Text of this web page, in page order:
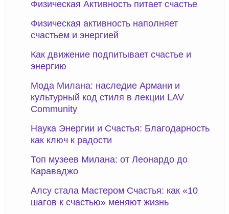
Физическая Активность питает счастье
Физическая активность наполняет
счастьем и энергией
Как движение подпитывает счастье и
энергию
Мода Милана: наследие Армани и
культурный код стиля в лекции LAV
Community
Наука Энергии и Счастья: Благодарность
как ключ к радости
Топ музеев Милана: от Леонардо до
Караваджо
Алсу стала Мастером Счастья: как «10
шагов к счастью» меняют жизнь